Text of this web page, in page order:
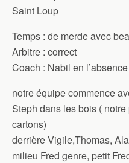
Saint Loup
Temps : de merde avec
Arbitre : correct
Coach : Nabil en
notre équipe commence
Steph dans les bois (
cartons)
derrière Vigile,Thomas,
milieu Fred genre, petit